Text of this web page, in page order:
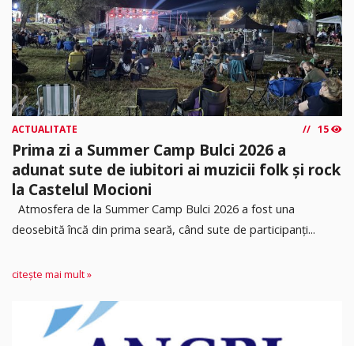
ACTUALITATE 15
Prima zi a Summer Camp Bulci 2026 a
adunat sute de iubitori ai muzicii folk și rock
la Castelul Mocioni
Atmosfera de la Summer Camp Bulci 2026 a fost una
deosebită încă din prima seară, când sute de participanți...
citește mai mult »